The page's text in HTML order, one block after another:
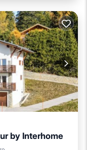
by Interhome